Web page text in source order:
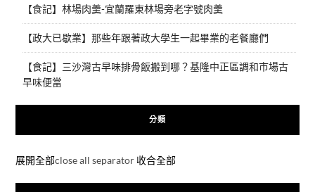
【食記】林場肉羹-宜蘭羅東林場旁老字號肉羹
【政大已歇業】那些年跟著政大學生一起畢業的老餐廳們
【食記】三沙灣古早味排骨飯搬到哪？基隆中正區調和市場古
早味便當
分類
展開全部close all separator 收合全部